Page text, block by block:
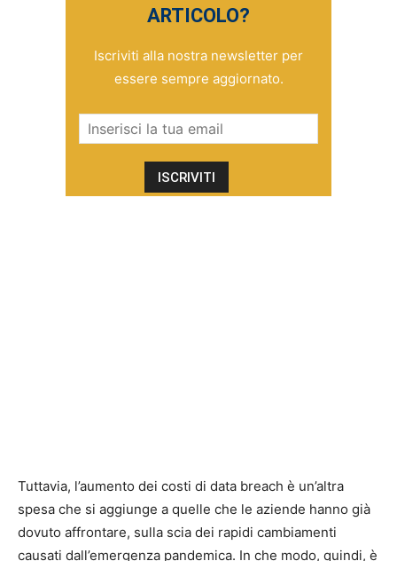
ARTICOLO?
Iscriviti alla nostra newsletter per
essere sempre aggiornato.
Tuttavia, l’aumento dei costi di data breach è un’altra
spesa che si aggiunge a quelle che le aziende hanno già
dovuto affrontare, sulla scia dei rapidi cambiamenti
causati dall’emergenza pandemica. In che modo, quindi, è